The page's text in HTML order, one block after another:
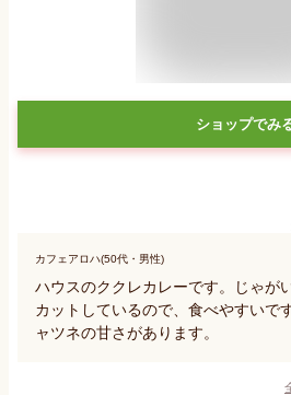
ショップでみ
カフェアロハ(50代・男性)
ハウスのククレカレーです。じゃが
カットしているので、食べやすいで
ャツネの甘さがあります。